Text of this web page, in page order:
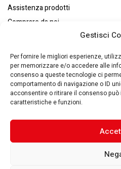
Gestisci
Per fornire le migliori esperienze,
per memorizzare e/o accedere alle
consenso a queste tecnologie ci
comportamento di navigazione o ID
acconsentire o ritirare il consenso
caratteristiche e funzioni.
Assistenza prodotti
Comprare da noi
Eurosystems S.p.A. © – P. IVA :
Privacy Policy–